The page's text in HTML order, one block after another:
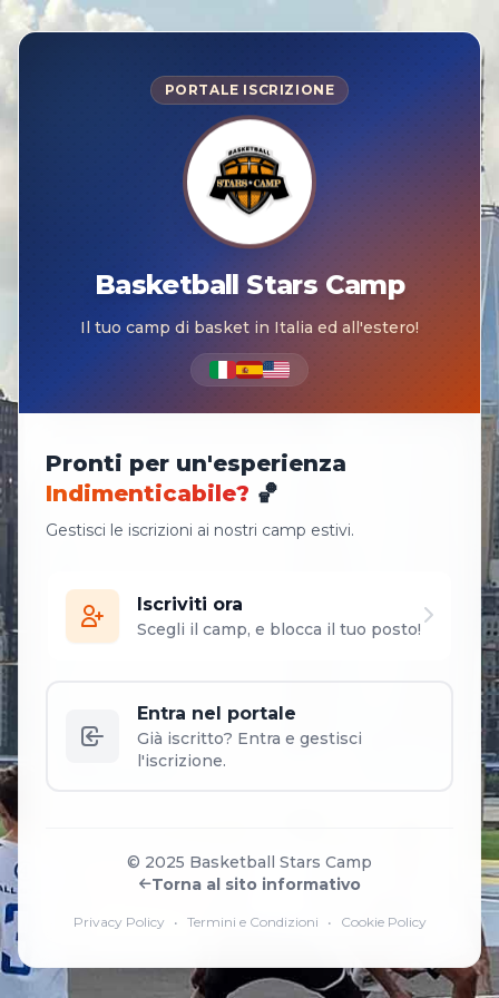
PORTALE ISCRIZIONE
Basketball Stars Camp
Il tuo camp di basket in Italia ed all'estero!
Pronti per un'esperienza
Indimenticabile? 🏀
Gestisci le iscrizioni ai nostri camp estivi.
Iscriviti ora
Scegli il camp, e blocca il tuo posto!
Entra nel portale
Già iscritto? Entra e gestisci
l'iscrizione.
Torna al sito informativo
© 2025 Basketball Stars Camp
Privacy Policy • Termini e Condizioni • Cookie Policy